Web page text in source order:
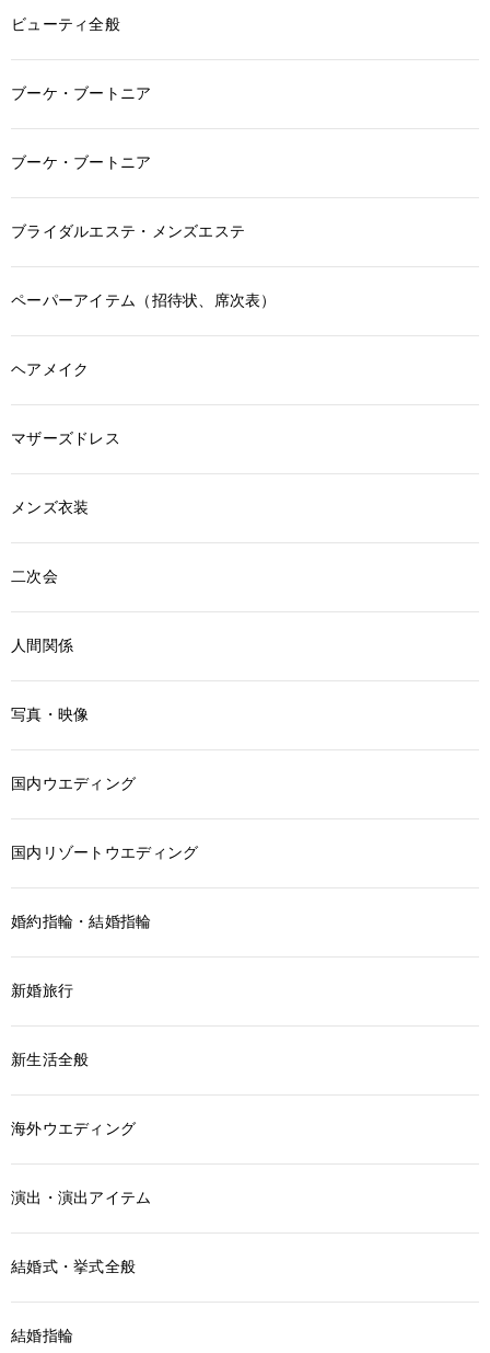
ビューティ全般
ブーケ・ブートニア
ブーケ・ブートニア
ブライダルエステ・メンズエステ
ペーパーアイテム（招待状、席次表）
ヘアメイク
マザーズドレス
メンズ衣装
二次会
人間関係
写真・映像
国内ウエディング
国内リゾートウエディング
婚約指輪・結婚指輪
新婚旅行
新生活全般
海外ウエディング
演出・演出アイテム
結婚式・挙式全般
結婚指輪